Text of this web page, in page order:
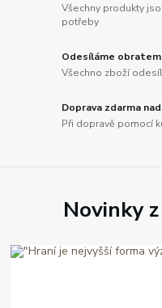
Všechny produkty
potřeby
Odesíláme obratem
Všechno zboží
Doprava zdarma nad
Při dopravě pomocí
Novinky